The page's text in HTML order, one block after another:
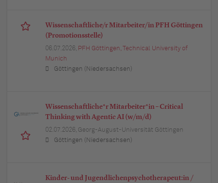
Wissenschaftliche/r Mitarbeiter/in PFH Göttingen
(Promotionsstelle)
06.07.2026, PFH Göttingen, Technical University of
Munich
Göttingen (Niedersachsen)
Wissenschaftliche*r Mitarbeiter*in – Critical
Thinking with Agentic AI (w/m/d)
02.07.2026, Georg-August-Universität Göttingen
Göttingen (Niedersachsen)
Kinder- und Jugendlichenpsychotherapeut:in /